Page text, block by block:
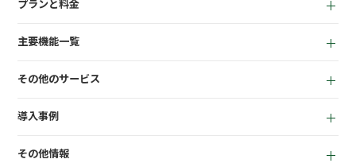
アパレル向け
プランと料金
主要機能一覧
EC機能
KPI管理機能
その他のサービス
質機能
導入事例
その他情報